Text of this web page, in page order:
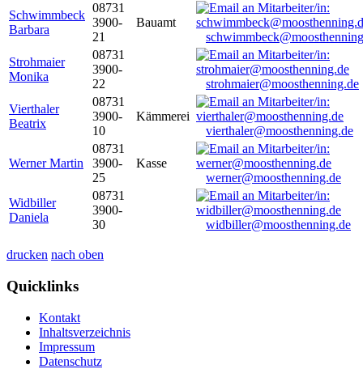
Schwimmbeck
Barbara
08731
3900-
21
Bauamt
Strohmaier
Monika
08731
3900-
22
strohmaier@moosthenning.de
Vierthaler
Beatrix
08731
3900-
10
Kämmerei
vierthaler@moosthenning.de
Werner Martin
08731
3900-
25
Kasse
werner@moosthenning.de
Widbiller
Daniela
08731
3900-
30
widbiller@moosthenning.de
drucken nach oben
Quicklinks
Kontakt
Inhaltsverzeichnis
Impressum
Datenschutz